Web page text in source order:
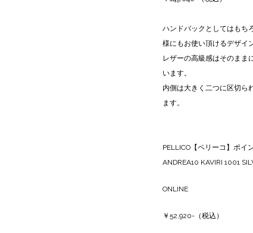
ハンドバックとしてはもち
様にもお使い頂けるデザイ
レザーの高級感はそのまま
います。
内側は大きく二つに区切ら
ます。
PELLICO【ペリーコ】ポイ
ANDREA10 KAVIRI 1001
ONLINE
￥52,920-（税込）